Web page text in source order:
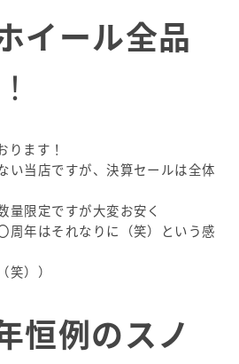
イール全品
！
ります！
い当店ですが、決算セールは全体
量限定ですが大変お安く
周年はそれなりに（笑）という感
笑））
恒例のスノ